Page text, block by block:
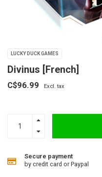
LUCKY DUCK GAMES
Divinus [French]
C$96.99 Excl. tax
Secure payment
by credit card or Paypal